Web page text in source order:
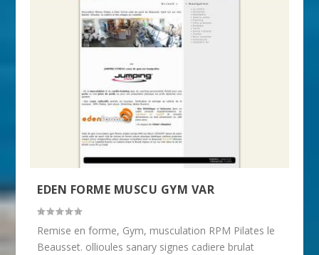
EDEN FORME MUSCU GYM VAR
Remise en forme, Gym, musculation RPM Pilates le
Beausset. ollioules sanary signes cadiere brulat